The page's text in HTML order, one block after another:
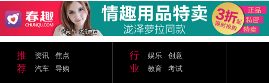
推
荐
资讯
焦点
汽车
导购
行
业
娱乐
创意
教育
考试